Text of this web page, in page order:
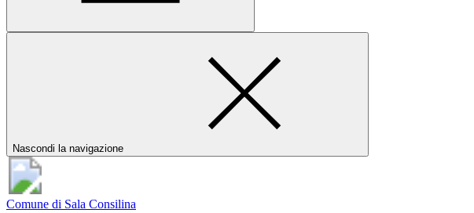
Nascondi la navigazione
Comune di Sala Consilina